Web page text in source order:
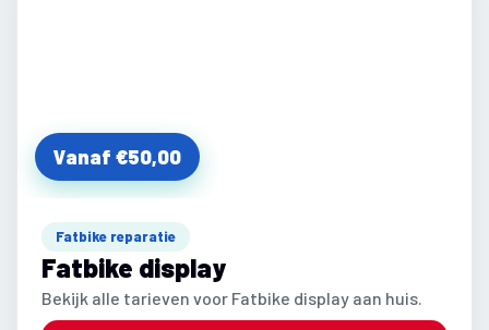
Vanaf €50,00
Fatbike reparatie
Fatbike display
Bekijk alle tarieven voor Fatbike display aan huis.